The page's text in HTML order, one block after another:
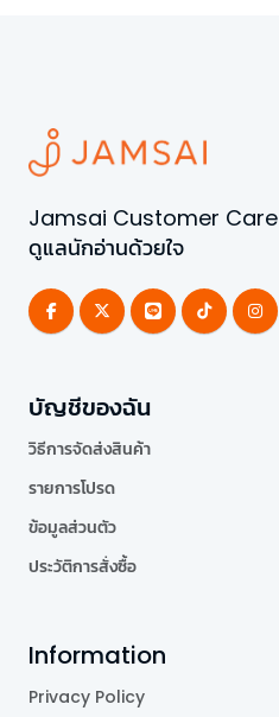
Jamsai Customer Care
ดูแลนักอ่านด้วยใจ
บัญชีของฉัน
วิธีการจัดส่งสินค้า
รายการโปรด
ข้อมูลส่วนตัว
ประวัติการสั่งซื้อ
Information
Privacy Policy